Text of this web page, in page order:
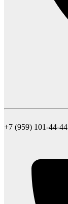
+7 (959) 101-44-44